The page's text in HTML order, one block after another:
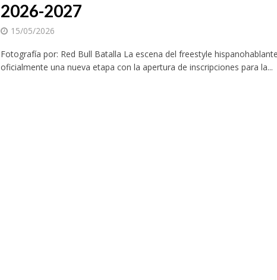
2026-2027
15/05/2026
Fotografía por: Red Bull Batalla La escena del freestyle
oficialmente una nueva etapa con la apertura de inscripciones para la...